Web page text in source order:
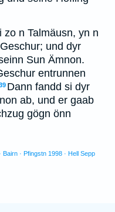
n Talmäusn, yn n
und dyr
Sun Ämnon.
entrunnen
Dann fandd si dyr
ab, und er gaab
gögn önn
· Pfingstn 1998 · Hell Sepp